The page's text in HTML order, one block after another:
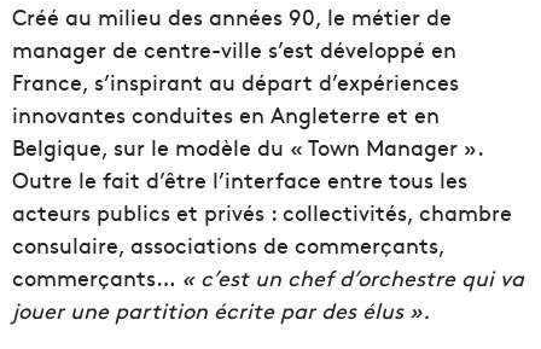
Créé au milieu des années 90, le métier de
manager de centre-ville s’est développé en
France, s’inspirant au départ d’expériences
innovantes conduites en Angleterre et en
Belgique, sur le modèle du « Town Manager ».
Outre le fait d’être l’interface entre tous les
acteurs publics et privés : collectivités, chambre
consulaire, associations de commerçants,
commerçants… « c’est un chef d’orchestre qui va
jouer une partition écrite par des élus ».